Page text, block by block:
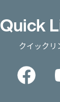
Quick
クイックリ
Twitter